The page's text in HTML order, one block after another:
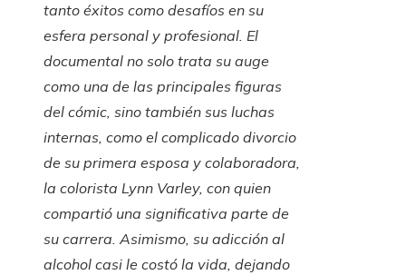
tanto éxitos como desafíos en su
esfera personal y profesional. El
documental no solo trata su auge
como una de las principales figuras
del cómic, sino también sus luchas
internas, como el complicado divorcio
de su primera esposa y colaboradora,
la colorista Lynn Varley, con quien
compartió una significativa parte de
su carrera. Asimismo, su adicción al
alcohol casi le costó la vida, dejando